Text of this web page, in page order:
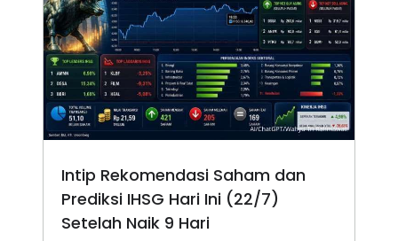
Intip Rekomendasi Saham dan
Prediksi IHSG Hari Ini (22/7)
Setelah Naik 9 Hari